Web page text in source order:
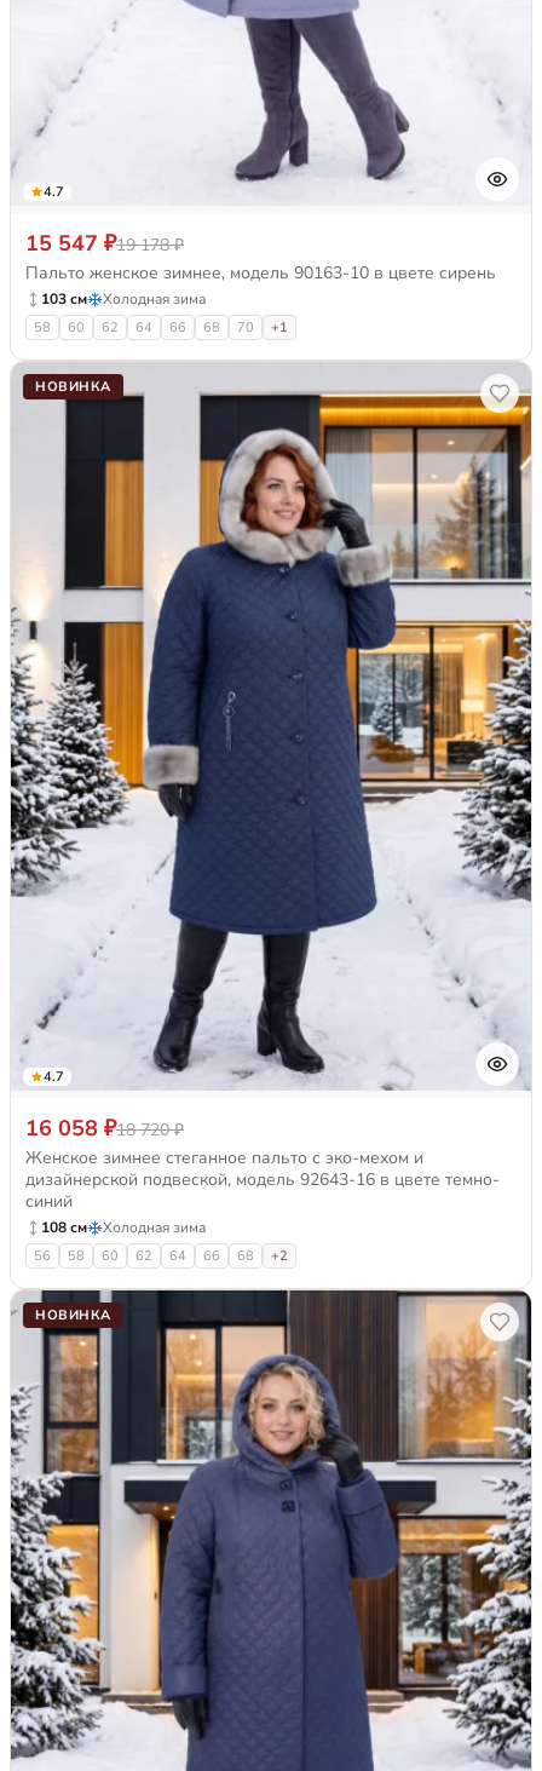
4.7
15 547 ₽19 178 ₽
Пальто женское зимнее, модель 90163-10 в цвете сирень
103 см Холодная зима
58 60 62 64 66 68 70 +1
НОВИНКА
4.7
16 058 ₽18 720 ₽
Женское зимнее стеганное пальто с эко-мехом и
дизайнерской подвеской, модель 92643-16 в цвете темно-
синий
108 см Холодная зима
56 58 60 62 64 66 68 +2
НОВИНКА